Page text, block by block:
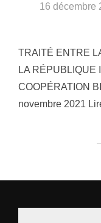
16 décembre
TRAITÉ ENTRE
LA RÉPUBLIQUE
COOPÉRATION
novembre 2021